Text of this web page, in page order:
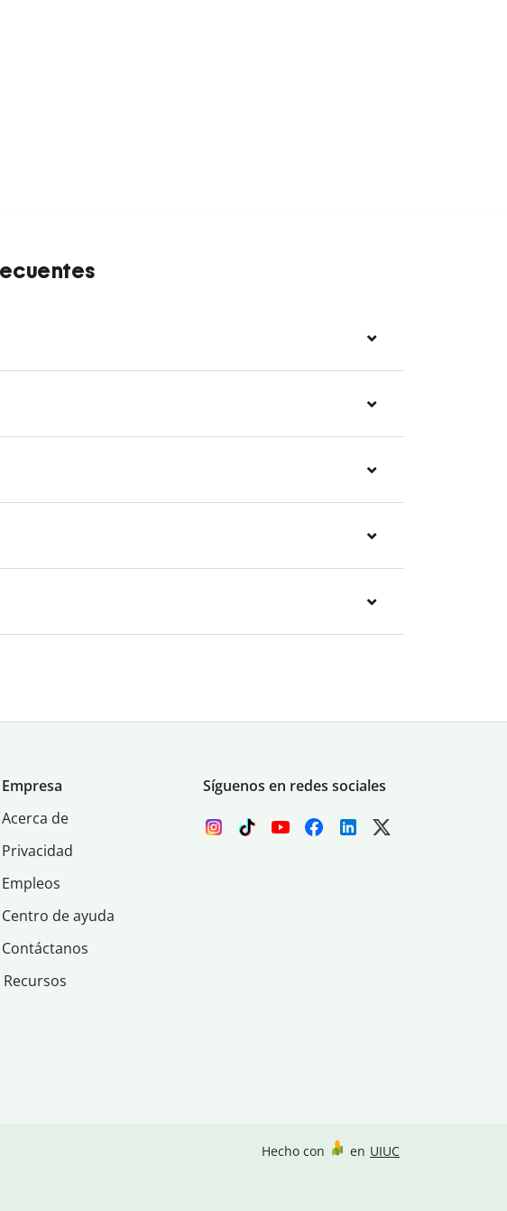
Empresa
Acerca de
Privacidad
Empleos
Centro de ayuda
Contáctanos
Recursos
Síguenos en redes sociales
Hecho con en UIUC